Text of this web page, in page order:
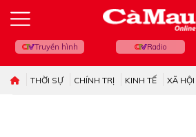
Truyền hình Radio
THỜI SỰ CHÍNH TRỊ KINH TẾ XÃ HỘI